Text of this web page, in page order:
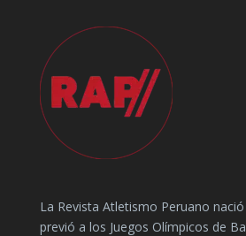
La Revista Atletismo Peruano
previó a los Juegos Olímpicos de